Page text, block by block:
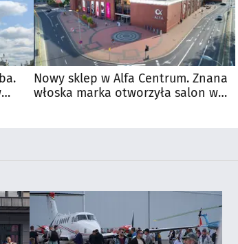
Nowy sklep w Alfa Centrum. Znana
włoska marka otworzyła salon w